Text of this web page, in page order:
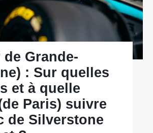
de Grande-
: Sur quelles
et à quelle
Paris) suivre
de Silverstone